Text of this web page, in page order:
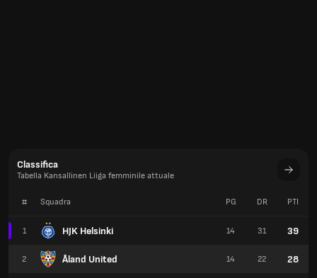
Classifica
Tabella Kansallinen Liiga femminile attuale
# Squadra
1 HJK Helsinki
2 Åland United
PG DR PTI
14 31 39
14 22 28